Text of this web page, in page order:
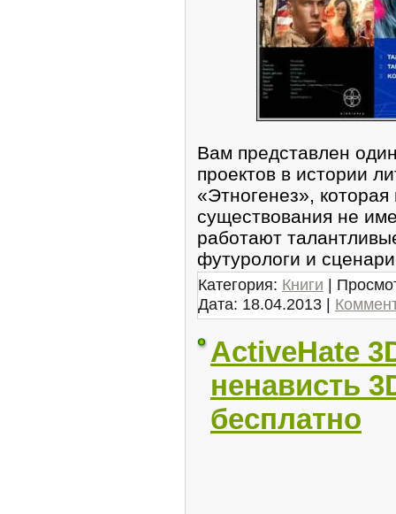
Вам представлен
проектов в истории
«Этногенез»,
существования не
работают
футурологи и
Категория: Книги |
Дата: 18.04.2013 |
ActiveHate
ненависть
бесплатно